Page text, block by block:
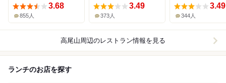
3.68
855人
3.49
373人
3.49
344人
高尾山周辺のレストラン情報を見る
ランチのお店を探す